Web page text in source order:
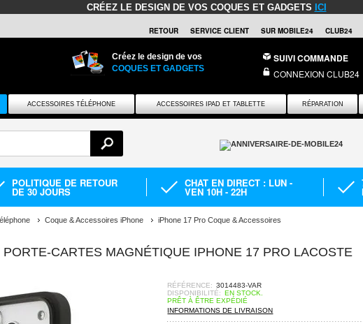
CRÉEZ LE DESIGN DE VOS COQUES ET GADGETS ICI
RETOUR SERVICE CLIENT SUR MOBILE24 CLUB24
Créez le design de vos
COQUES ET GADGETS
SUIVI COMMANDE
CONNEXION CLUB24
ACCESSOIRES TÉLÉPHONE ACCESSOIRES IPAD ET TABLETTE RÉPARATION
POLITIQUE DE RETOUR
DE 30 JOURS
CHAT EN DIRECT : LUN -
VEN 10H - 22H
Coque & Accessoires iPhone iPhone 17 Pro Coque & Accessoires
CARTES MAGNÉTIQUE IPHONE 17 PRO LACOSTE
RÉFÉRENCE: 3014483-VAR
DISPONIBILITÉ: EN STOCK.
PRÊT À ÊTRE EXPÉDIÉ
INFORMATIONS DE LIVRAISON